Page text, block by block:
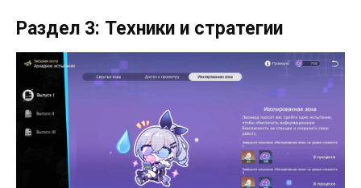
Раздел 3: Техники и стратегии